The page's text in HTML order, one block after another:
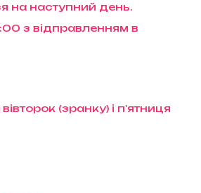
на наступний день.
з відправленням в
(зранку) і п'ятниця